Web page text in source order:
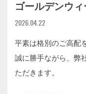
ゴールデンウ
2026.04.22
平素は格別のご高配
誠に勝手ながら、弊
ただきます。